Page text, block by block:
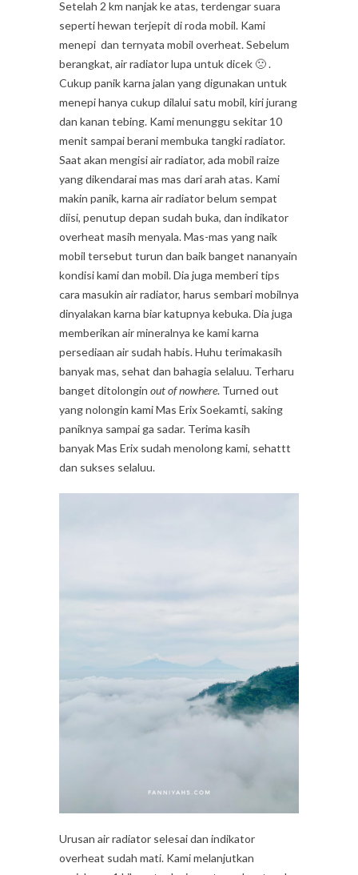
Setelah 2 km nanjak ke atas, terdengar suara
seperti hewan terjepit di roda mobil. Kami
menepi dan ternyata mobil overheat. Sebelum
berangkat, air radiator lupa untuk dicek 🙁 .
Cukup panik karna jalan yang digunakan untuk
menepi hanya cukup dilalui satu mobil, kiri jurang
dan kanan tebing. Kami menunggu sekitar 10
menit sampai berani membuka tangki radiator.
Saat akan mengisi air radiator, ada mobil raize
yang dikendarai mas mas dari arah atas. Kami
makin panik, karna air radiator belum sempat
diisi, penutup depan sudah buka, dan indikator
overheat masih menyala. Mas-mas yang naik
mobil tersebut turun dan baik banget nananyain
kondisi kami dan mobil. Dia juga memberi tips
cara masukin air radiator, harus sembari mobilnya
dinyalakan karna biar katupnya kebuka. Dia juga
memberikan air mineralnya ke kami karna
persediaan air sudah habis. Huhu terimakasih
banyak mas, sehat dan bahagia selaluu. Terharu
banget ditolongin out of nowhere. Turned out
yang nolongin kami Mas Erix Soekamti, saking
paniknya sampai ga sadar. Terima kasih
banyak Mas Erix sudah menolong kami, sehattt
dan sukses selaluu.
Urusan air radiator selesai dan indikator
overheat sudah mati. Kami melanjutkan